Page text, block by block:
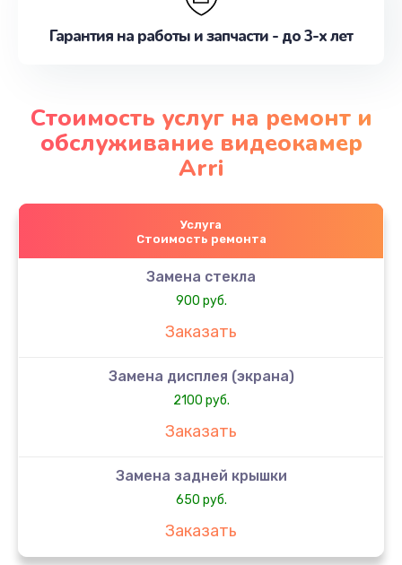
Гарантия на работы и запчасти - до 3-х лет
Стоимость услуг на ремонт и
обслуживание видеокамер
Arri
Услуга
Стоимость ремонта
Замена стекла
900 руб.
Заказать
Замена дисплея (экрана)
2100 руб.
Заказать
Замена задней крышки
650 руб.
Заказать